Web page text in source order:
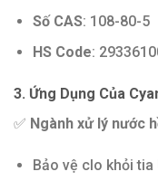
Số CAS: 108-80-5
HS Code:
3. Ứng Dụng Của
✅ Ngành xử lý nước
Bảo vệ clo khỏi tia